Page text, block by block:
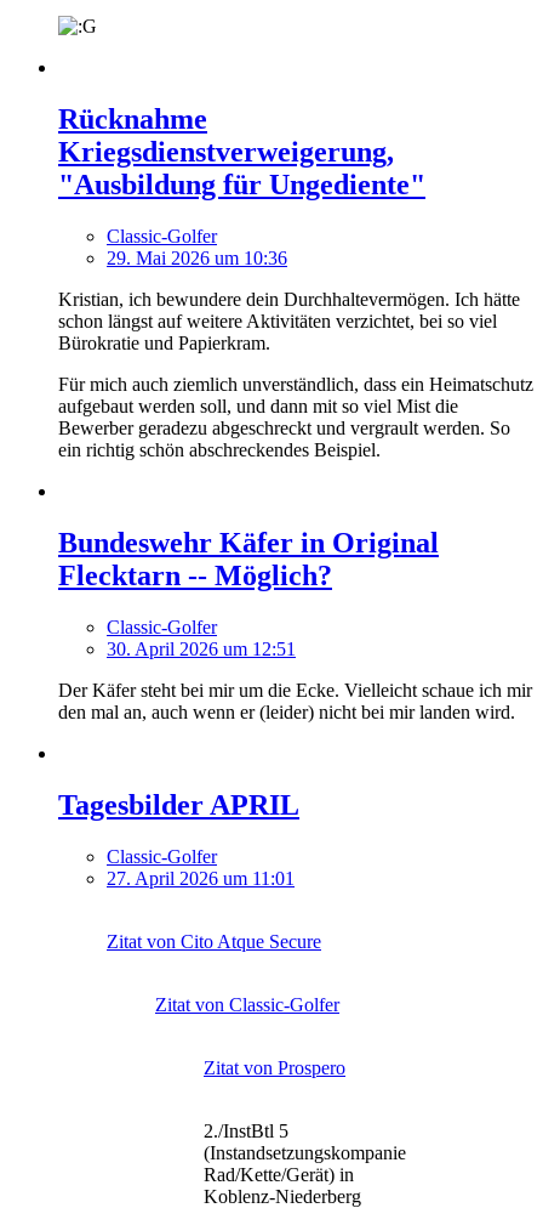
Rücknahme
Kriegsdienstverweigerung,
"Ausbildung für Ungediente"
Classic-Golfer
29. Mai 2026 um 10:36
Kristian, ich bewundere dein Durchhaltevermögen. Ich hätte
schon längst auf weitere Aktivitäten verzichtet, bei so viel
Bürokratie und Papierkram.
Für mich auch ziemlich unverständlich, dass ein Heimatschutz
aufgebaut werden soll, und dann mit so viel Mist die
Bewerber geradezu abgeschreckt und vergrault werden. So
ein richtig schön abschreckendes Beispiel.
Bundeswehr Käfer in Original
Flecktarn -- Möglich?
Classic-Golfer
30. April 2026 um 12:51
Der Käfer steht bei mir um die Ecke. Vielleicht schaue ich mir
den mal an, auch wenn er (leider) nicht bei mir landen wird.
Tagesbilder APRIL
Classic-Golfer
27. April 2026 um 11:01
Zitat von Cito Atque Secure
Zitat von Classic-Golfer
Zitat von Prospero
2./InstBtl 5
(Instandsetzungskompanie
Rad/Kette/Gerät) in
Koblenz-Niederberg